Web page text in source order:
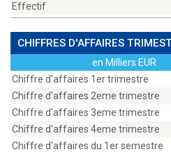
Effectif
CHIFFRES D'AFFAIRES
en Milliers EUR
Chiffre d'affaires 1er trimestre
Chiffre d'affaires 2eme trimestre
Chiffre d'affaires 3eme trimestre
Chiffre d'affaires 4eme trimestre
Chiffre d'affaires du 1er semestre